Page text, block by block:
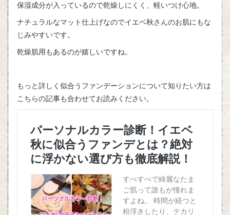
保湿成分が入っているので乾燥しにくく、軽いつけ心地。
ナチュラルなマット仕上げなのでイエベ秋さんのお肌にもな
じみやすいです。
乾燥肌用もあるのが嬉しいですね。
もっと詳しく似合うファンデーションについて知りたい方は
こちらの記事も合わせてお読みください。